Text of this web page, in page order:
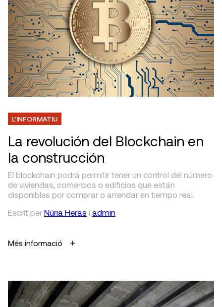
L'INFORMATIU
La revolución del Blockchain en
la construcción
El blockchain podrá permitir tener un control del número
de viviendas, comercios o edificios que están
disponibles por comprar o arrendar en tiempo real.
Escrit per Núria Heras i admin
Més informació